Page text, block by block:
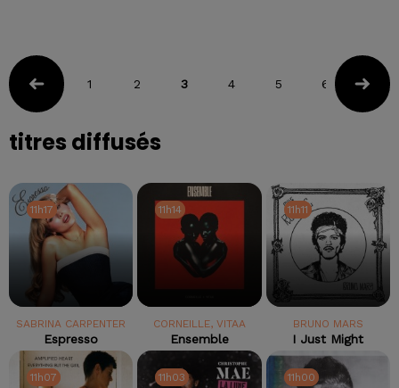
1 2 3 4 5 6
titres diffusés
11h17
11h17
SABRINA CARPENTER
Espresso
11h14
11h14
CORNEILLE, VITAA
Ensemble
11h11
11h11
BRUNO MARS
I Just Might
11h07
11h07 11h03
11h03 11h00
11h00